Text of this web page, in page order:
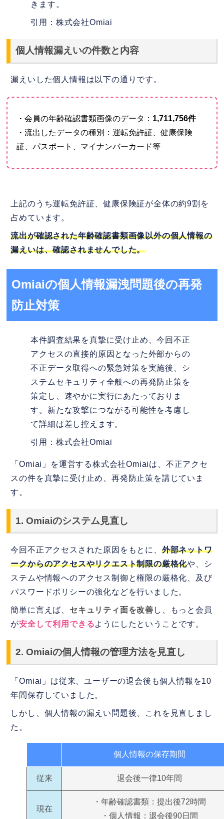
きます。
引用：株式会社Omiai
個人情報漏えいの件数と内容
漏えいした個人情報は以下の通りです。
・会員の年齢確認書類画像のデータ： 1,711,756件
・流出したデータの種別：運転免許証、健康保険
証、パスポート、マイナンバーカード等
上記のうち運転免許証、健康保険証が全体の約9割を
占めています。
流出が確認された年齢確認書類画像以外の個人情報の
漏えいは、確認されませんでした。
Omiaiの個人情報漏洩問題後の再発
防止対策
本件調査結果を真摯に受け止め、今回不正
アクセスの直接的原因となった外部からの
不正データ取得への緊急対策を実施後、シ
ステムセキュリティ全般への再発防止策を
策定し、速やかに実行にあたっておりま
す。新たな攻撃につながる可能性を考慮し
て詳細は差し控えます。
引用：株式会社Omiai
「Omiai」を運営する株式会社Omiaiは、不正アクセ
スの件を真摯に受け止め、再発防止策を講じていま
す。
1. Omiaiのシステム見直し
今回不正アクセスされた原因をもとに、 外部ネットワ
ークからのアクセスやリクエスト制限の厳格化や、シ
ステムや情報へのアクセス制御と権限の厳格化、及び
パスワードポリシーの強化などを行いました。
簡単に言えば、 セキュリティ面を改善 し、もっと会員
が安全して利用できるようにしたということです。
2. Omiaiの個人情報の管理方法を見直し
「Omiai」は従来、ユーザーの退会後も個人情報を10
年間保存していました。
しかし、個人情報の漏えい問題後、これを見直しまし
た。
個人情報の保存期間
従来 退会後一律10年間
現在
・年齢確認書類：提出後72時間
・個人情報：退会後90日間